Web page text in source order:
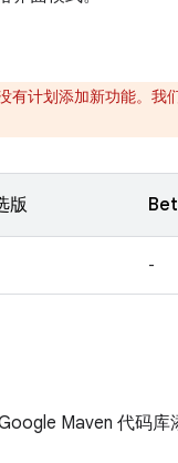
有计划添加新功能。我
版
-
Maven 代码